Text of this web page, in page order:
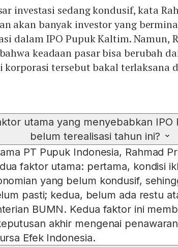
investasi sedang kondusif, kata
akan banyak investor yang
dalam IPO Pupuk Kaltim. Namun,
keadaan pasar bisa berubah
korporasi tersebut bakal terlaksana
utama yang menyebabkan IPO
belum terealisasi tahun ini?
PT Pupuk Indonesia, Rahmad
faktor utama: pertama, kondisi
yang belum kondusif,
pasti; kedua, belum ada restu
BUMN. Kedua faktor ini
akhir mengenai
Efek Indonesia.